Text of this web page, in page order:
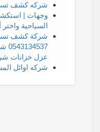
شركه كشف
وجهات |
السياحية
شركة كشف
عزل خزانات
شركه اوائل